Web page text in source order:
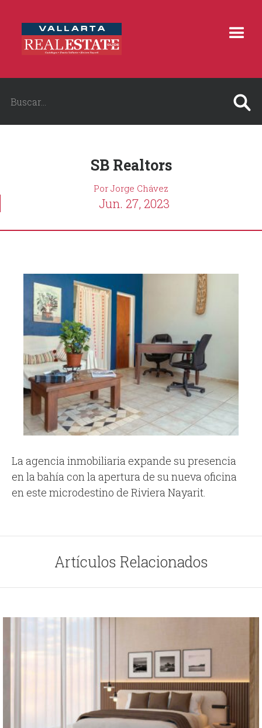
SB Realtors
Por Jorge Chávez
Jun. 27, 2023
La agencia inmobiliaria expande su presencia
en la bahía con la apertura de su nueva oficina
en este microdestino de Riviera Nayarit.
Artículos Relacionados